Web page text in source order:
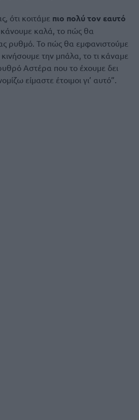
ότι κοιτάμε πιο πολύ τον εαυτό
κάνουμε καλά, το πώς θα
ρυθμό. Το πώς θα εμφανιστούμε
την μπάλα, το τι κάναμε
Αστέρα που το έχουμε δει
είμαστε έτοιμοι γι’ αυτό”.